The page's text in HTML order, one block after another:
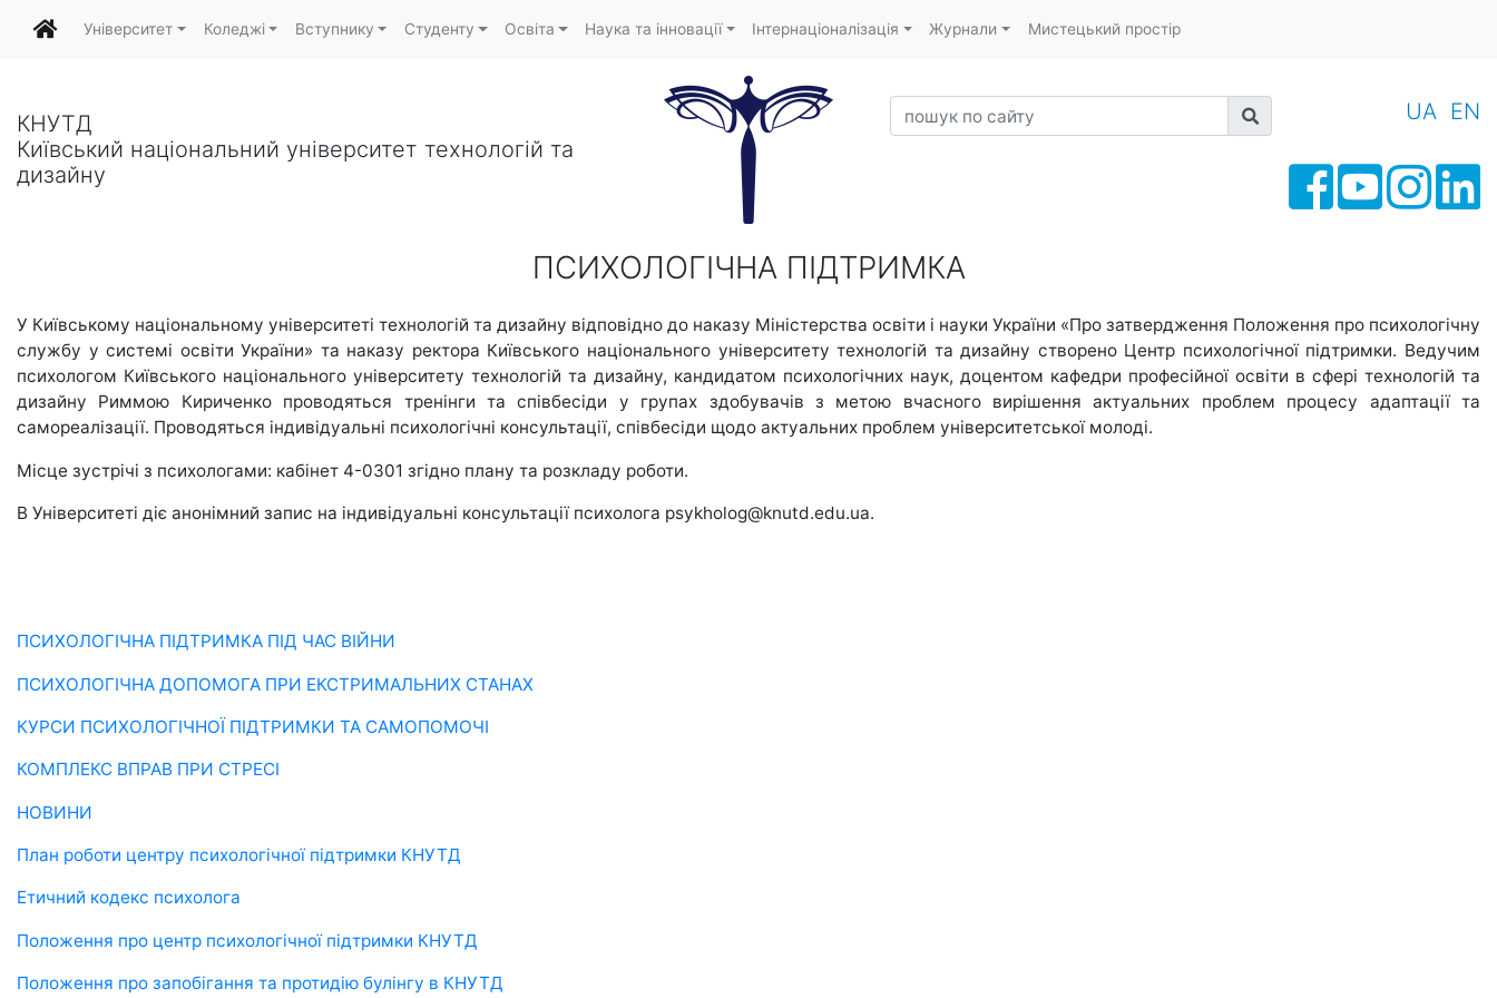
Університет Коледжі Вступнику Студенту Освіта Наука та інновації Інтернаціоналізація Журнали Мистецький простір
КНУТД
Київський національний університет технологій та
дизайну
пошук по сайту UA EN
ПСИХОЛОГІЧНА ПІДТРИМКА
У Київському національному університеті технологій та дизайну відповідно до наказу Міністерства освіти і науки України «Про затвердження Положення про психологічну
службу у системі освіти України» та наказу ректора Київського національного університету технологій та дизайну створено Центр психологічної підтримки. Ведучим
психологом Київського національного університету технологій та дизайну, кандидатом психологічних наук, доцентом кафедри професійної освіти в сфері технологій та
дизайну Риммою Кириченко проводяться тренінги та співбесіди у групах здобувачів з метою вчасного вирішення актуальних проблем процесу адаптації та
самореалізації. Проводяться індивідуальні психологічні консультації, співбесіди щодо актуальних проблем університетської молоді.
Місце зустрічі з психологами: кабінет 4-0301 згідно плану та розкладу роботи.
В Університеті діє анонімний запис на індивідуальні консультації психолога psykholog@knutd.edu.ua.
ПСИХОЛОГІЧНА ПІДТРИМКА ПІД ЧАС ВІЙНИ
ПСИХОЛОГІЧНА ДОПОМОГА ПРИ ЕКСТРИМАЛЬНИХ СТАНАХ
КУРСИ ПСИХОЛОГІЧНОЇ ПІДТРИМКИ ТА САМОПОМОЧІ
КОМПЛЕКС ВПРАВ ПРИ СТРЕСІ
НОВИНИ
План роботи центру психологічної підтримки КНУТД
Етичний кодекс психолога
Положення про центр психологічної підтримки КНУТД
Положення про запобігання та протидію булінгу в КНУТД